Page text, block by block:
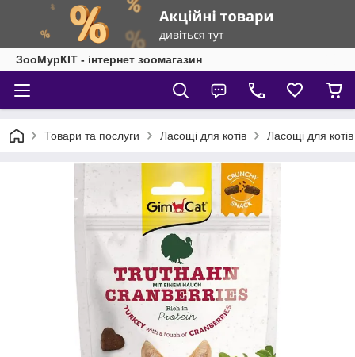
ЗооМурКІТ - інтернет зоомагазин
Товари та послуги Ласощі для котів Ласощі для